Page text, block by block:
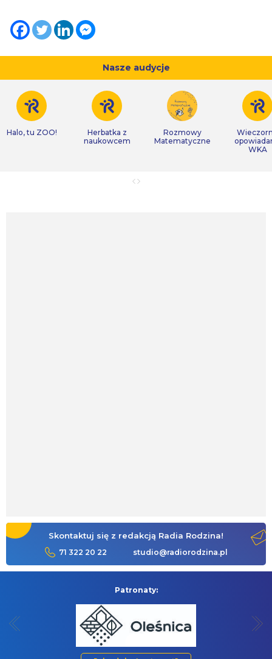
Nasze audycje
Halo, tu ZOO!
Herbatka z
naukowcem
Rozmowy
Matematyczne
WKA
Skontaktuj się z redakcją Radia Rodzina!
71 322 20 22 studio@radiorodzina.pl
Patronaty: